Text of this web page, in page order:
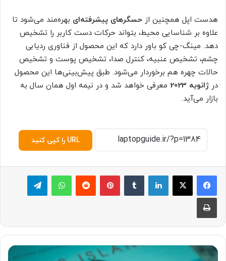
هدست اپل همچنین از حسگرهای پیشرفته‌ای بهره‌مند می‌شود تا
علاوه بر شناسایی محیط، بتواند حرکات دست کاربر را تشخیص
دهد. مینگ-چی کو باور دارد که این محصول از فناوری ردیابی
چشم، تشخیص عنبیه، کنترل صدا، تشخیص پوست و تشخیص
حالات چهره هم برخوردار می‌شود. طبق پیش‌بینی‌ها این محصول
در ژانویه 2023
معرفی خواهد شد و در نیمه اول همان سال به
بازار می‌آید.
URL را کپی کنید
لینکدین پینترست ‫رددیت واتس آپ
چاپ
ف